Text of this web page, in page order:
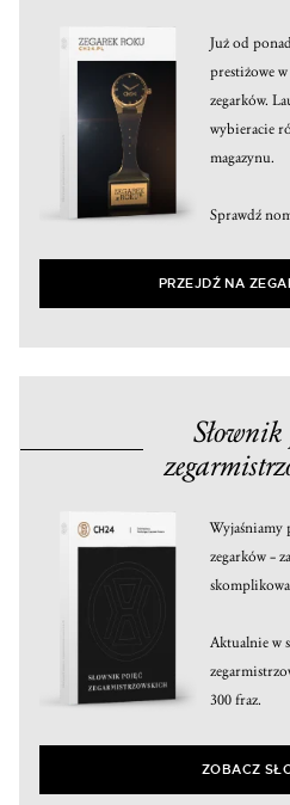
Już od
prestiżowe
zegarków.
wybieracie
magazynu.
Sprawdź
PRZEJDŹ NA
Słownik
Wyjaśniamy
zegarków –
Aktualnie w
300 fraz.
ZOBACZ